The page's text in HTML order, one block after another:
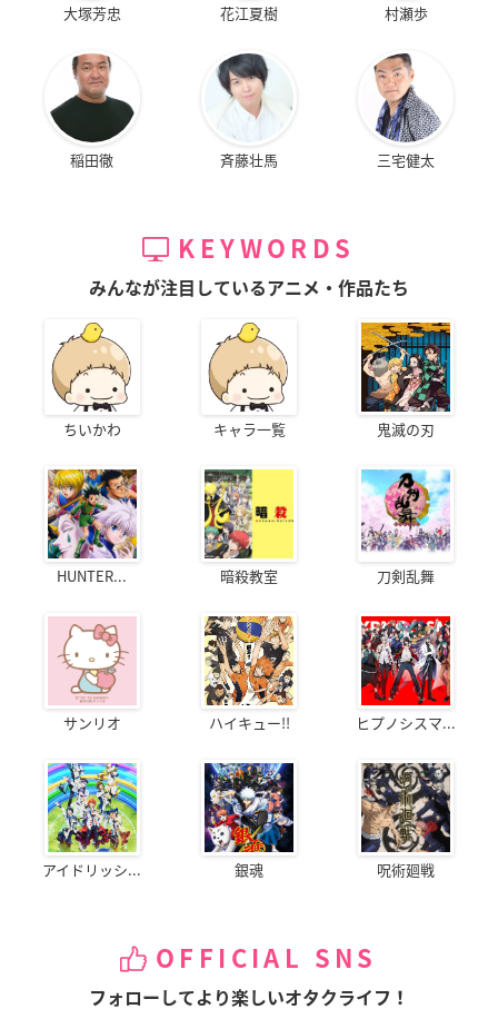
大塚芳忠 花江夏樹 村瀬歩
稲田徹 斉藤壮馬 三宅健太
KEYWORDS
みんなが注目しているアニメ・作品たち
ちいかわ キャラ一覧 鬼滅の刃
HUNTER... 暗殺教室 刀剣乱舞
サンリオ ハイキュー!! ヒプノシスマ...
アイドリッシ... 銀魂 呪術廻戦
OFFICIAL SNS
フォローしてより楽しいオタクライフ！